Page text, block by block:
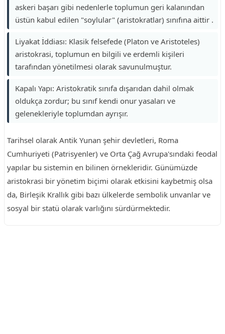
askeri başarı gibi nedenlerle toplumun geri kalanından
üstün kabul edilen "soylular" (aristokratlar) sınıfına aittir .
Liyakat İddiası: Klasik felsefede (Platon ve Aristoteles)
aristokrasi, toplumun en bilgili ve erdemli kişileri
tarafından yönetilmesi olarak savunulmuştur.
Kapalı Yapı: Aristokratik sınıfa dışarıdan dahil olmak
oldukça zordur; bu sınıf kendi onur yasaları ve
gelenekleriyle toplumdan ayrışır.
Tarihsel olarak Antik Yunan şehir devletleri, Roma
Cumhuriyeti (Patrisyenler) ve Orta Çağ Avrupa'sındaki feodal
yapılar bu sistemin en bilinen örnekleridir. Günümüzde
aristokrasi bir yönetim biçimi olarak etkisini kaybetmiş olsa
da, Birleşik Krallık gibi bazı ülkelerde sembolik unvanlar ve
sosyal bir statü olarak varlığını sürdürmektedir.